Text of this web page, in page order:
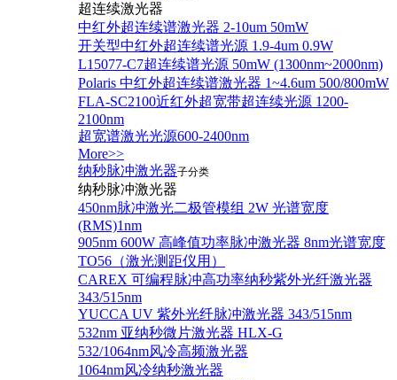
超连续激光器
中红外超连续谱激光器 2-10um 50mW
开关型中红外超连续谱光源 1.9-4um 0.9W
L15077-C7超连续谱光源 50mW (1300nm~2000nm)
Polaris 中红外超连续谱激光器 1~4.6um 500/800mW
FLA-SC2100近红外超宽带超连续光源 1200-
2100nm
超宽谱激光光源600-2400nm
More>>
纳秒脉冲激光器子分类
纳秒脉冲激光器
450nm脉冲激光二极管模组 2W 光谱宽度
(RMS)1nm
905nm 600W 高峰值功率脉冲激光器 8nm光谱宽度
TO56（激光测距仪用）
CAREX 可编程脉冲高功率纳秒紫外光纤激光器
343/515nm
YUCCA UV 紫外光纤脉冲激光器 343/515nm
532nm 亚纳秒微片激光器 HLX-G
532/1064nm风冷高频激光器
1064nm风冷纳秒激光器